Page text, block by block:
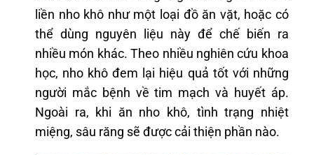
liền nho khô như một loại đồ ăn vặt, hoặc có
thể dùng nguyên liệu này để chế biến ra
nhiều món khác. Theo nhiều nghiên cứu khoa
học, nho khô đem lại hiệu quả tốt với những
người mắc bệnh về tim mạch và huyết áp.
Ngoài ra, khi ăn nho khô, tình trạng nhiệt
miệng, sâu răng sẽ được cải thiện phần nào.